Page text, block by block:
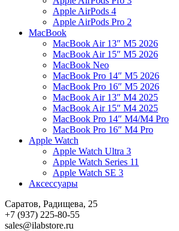
Apple AirPods 4
Apple AirPods Pro 2
MacBook
MacBook Air 13″ M5 2026
MacBook Air 15″ M5 2026
MacBook Neo
MacBook Pro 14″ M5 2026
MacBook Pro 16″ M5 2026
MacBook Air 13″ M4 2025
MacBook Air 15″ M4 2025
MacBook Pro 14″ M4/M4 Pro
MacBook Pro 16″ M4 Pro
Apple Watch
Apple Watch Ultra 3
Apple Watch Series 11
Apple Watch SE 3
Аксессуары
Саратов, Радищева, 25
+7 (937) 225-80-55
sales@ilabstore.ru